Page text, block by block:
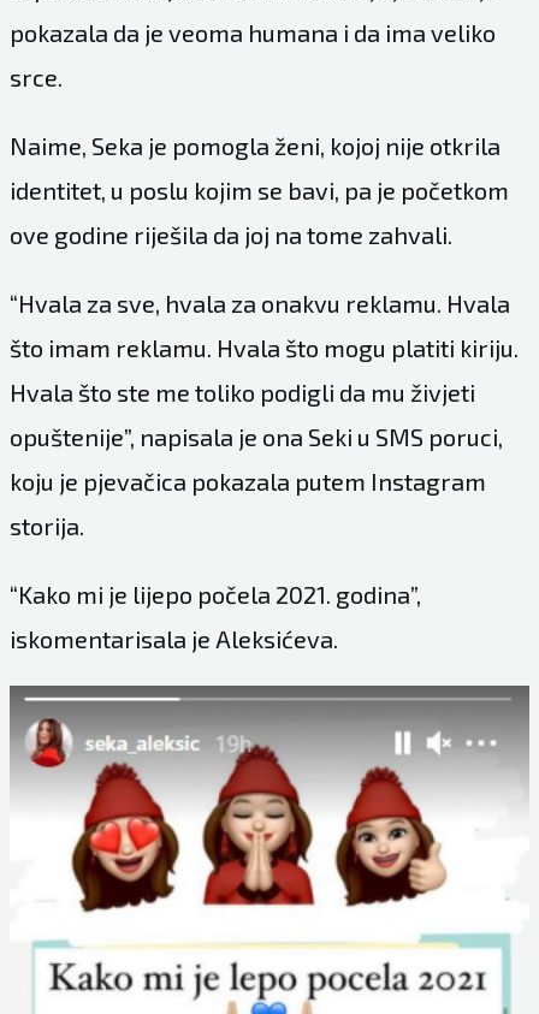
pokazala da je veoma humana i da ima veliko
srce.
Naime, Seka je pomogla ženi, kojoj nije otkrila
identitet, u poslu kojim se bavi, pa je početkom
ove godine riješila da joj na tome zahvali.
“Hvala za sve, hvala za onakvu reklamu. Hvala
što imam reklamu. Hvala što mogu platiti kiriju.
Hvala što ste me toliko podigli da mu živjeti
opuštenije”, napisala je ona Seki u SMS poruci,
koju je pjevačica pokazala putem Instagram
storija.
“Kako mi je lijepo počela 2021. godina”,
iskomentarisala je Aleksićeva.